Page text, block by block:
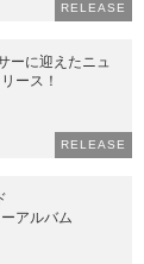
RELEASE
ーに迎えたニュ
ース！
RELEASE
アルバム